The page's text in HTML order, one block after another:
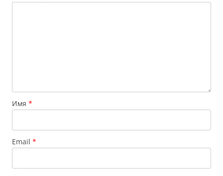
Имя *
Email *